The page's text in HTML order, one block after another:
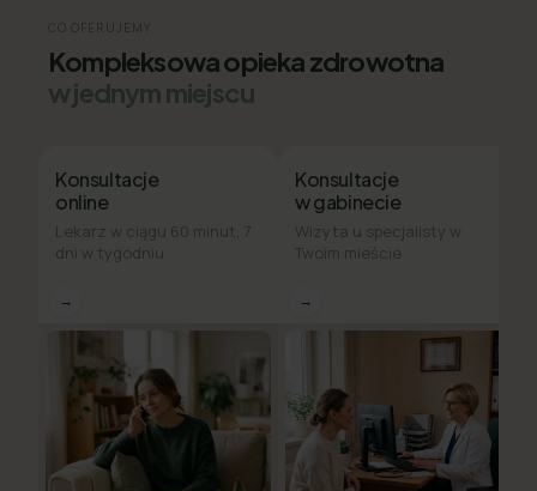
CO OFERUJEMY
Kompleksowa opieka zdrowotna
w jednym miejscu
Konsultacje
online
Lekarz w ciągu 60 minut, 7
dni w tygodniu
→
Konsultacje
w gabinecie
Wizyta u specjalisty w
Twoim mieście
→